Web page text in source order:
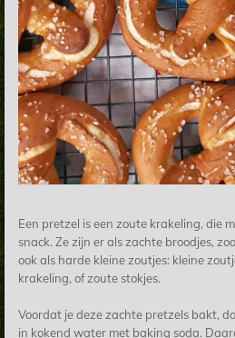
Een pretzel is een zoute krakeling, die
snack. Ze zijn er als zachte broodjes,
ook als harde kleine zoutjes: kleine
krakeling, of zoute stokjes.
Voordat je deze zachte pretzels bakt,
in kokend water met baking soda.